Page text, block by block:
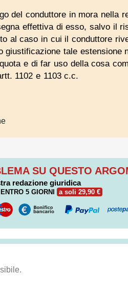
del conduttore in mora nella
effettiva di esso, salvo il
al caso in cui il conduttore
tale estensione
e di far uso della cosa
1102 e 1103 c.c.
SU QUESTO
redazione giuridica
ENTRO 5 GIORNI a soli 29,90 €